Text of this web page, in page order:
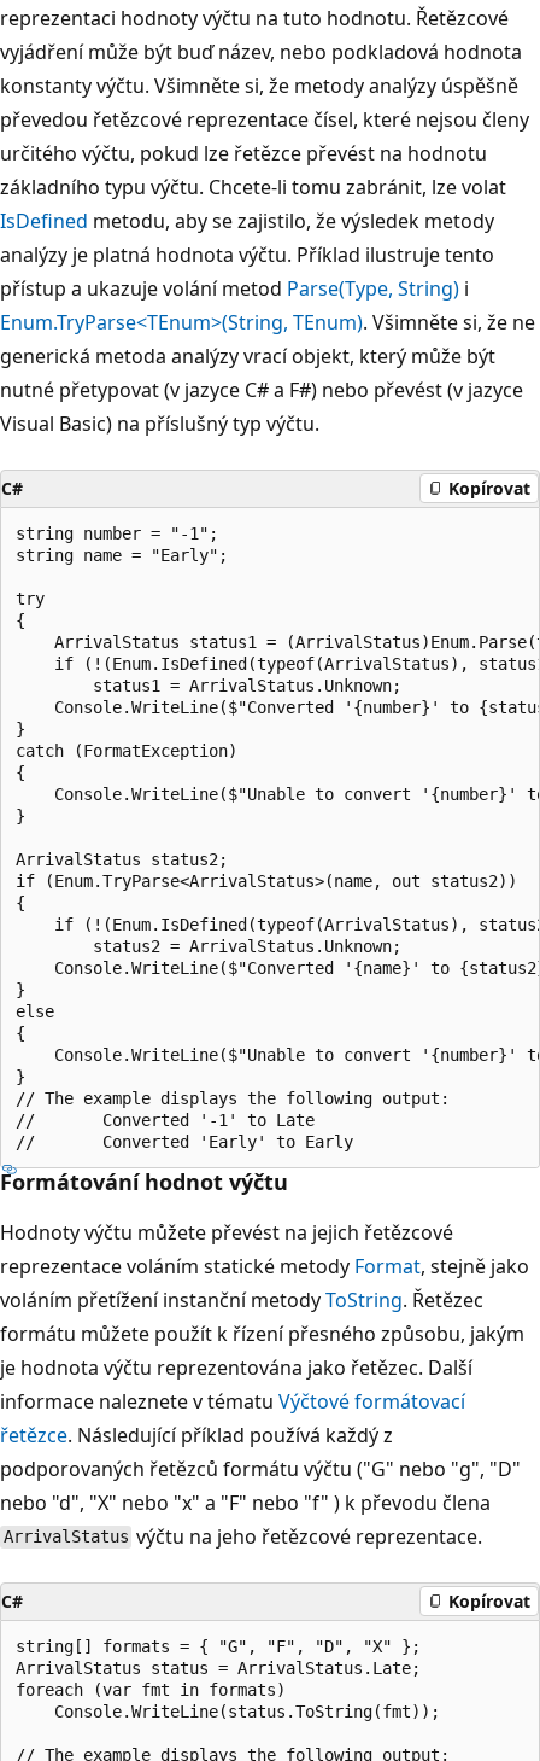
reprezentaci hodnoty výčtu na tuto hodnotu. Řetězcové
vyjádření může být buď název, nebo podkladová hodnota
konstanty výčtu. Všimněte si, že metody analýzy úspěšně
převedou řetězcové reprezentace čísel, které nejsou členy
určitého výčtu, pokud lze řetězce převést na hodnotu
základního typu výčtu. Chcete-li tomu zabránit, lze volat
IsDefined metodu, aby se zajistilo, že výsledek metody
analýzy je platná hodnota výčtu. Příklad ilustruje tento
přístup a ukazuje volání metod Parse(Type, String) i
Enum.TryParse<TEnum>(String, TEnum). Všimněte si, že ne
generická metoda analýzy vrací objekt, který může být
nutné přetypovat (v jazyce C# a F#) nebo převést (v jazyce
Visual Basic) na příslušný typ výčtu.
C# Kopírovat
string number = "-1";
string name = "Early";
try
{
ArrivalStatus status1 =
if (!(Enum.IsDefined(typeof(ArrivalStatus),
        status1 = ArrivalStatus.Unknown;
Console.WriteLine($"Converted '{number}' to
}
catch (FormatException)
{
Console.WriteLine($"Unable to convert '{number}'
}
ArrivalStatus status2;
if (Enum.TryParse<ArrivalStatus>(name, out status2))
{
if (!(Enum.IsDefined(typeof(ArrivalStatus),
        status2 = ArrivalStatus.Unknown;
Console.WriteLine($"Converted '{name}' to
}
else
{
Console.WriteLine($"Unable to convert '{number}'
}
// The example displays the following output:
//       Converted '-1' to Late
Formátování hodnot výčtu
Hodnoty výčtu můžete převést na jejich řetězcové
reprezentace voláním statické metody Format, stejně jako
voláním přetížení instanční metodyToString. Řetězec
formátu můžete použít k řízení přesného způsobu, jakým
je hodnota výčtu reprezentována jako řetězec. Další
informace naleznete v tématu Výčtové formátovací
řetězce. Následující příklad používá každý z
podporovaných řetězců formátu výčtu ("G" nebo "g", "D"
nebo "d", "X" nebo "x" a "F" nebo "f" ) k převodu člena
ArrivalStatus výčtu na jeho řetězcové reprezentace.
C# Kopírovat
string[] formats = { "G", "F", "D", "X" };
ArrivalStatus status = ArrivalStatus.Late;
foreach (var fmt in formats)
    Console.WriteLine(status.ToString(fmt));
// The example displays the following output: